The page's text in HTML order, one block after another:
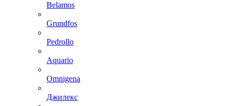
Belamos
Grundfos
Pedrollo
Aquario
Omnigena
Джилекс